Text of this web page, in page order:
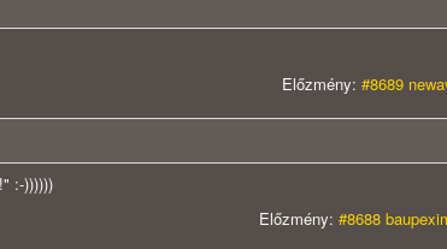
Előzmény: #8689
:-))))))
Előzmény: #8688